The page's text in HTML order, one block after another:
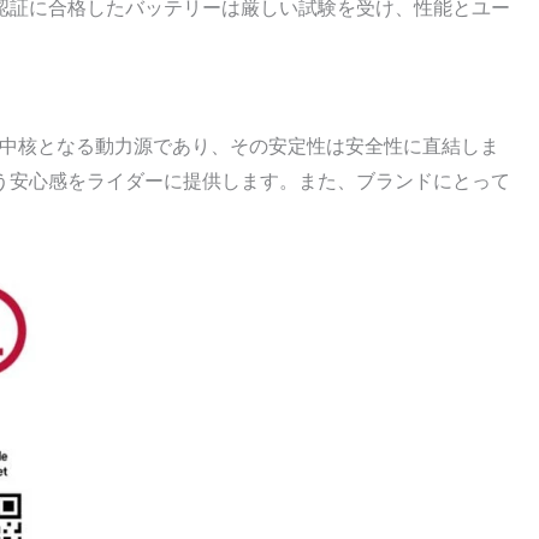
に合格したバッテリーは厳しい試験を受け、性能とユー
となる動力源であり、その安定性は安全性に直結しま
心感をライダーに提供します。また、ブランドにとって